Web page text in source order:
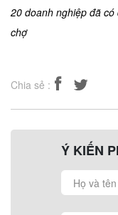
20 doanh nghiệp đã
chợ
Chia sẻ :
Ý KIẾN